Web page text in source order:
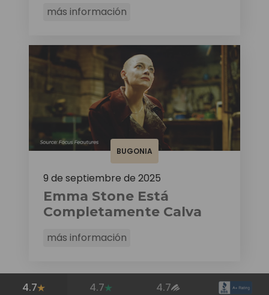
más información
BUGONIA
9 de septiembre de 2025
Emma Stone Está
Completamente Calva
más información
4.7 4.7 4.7